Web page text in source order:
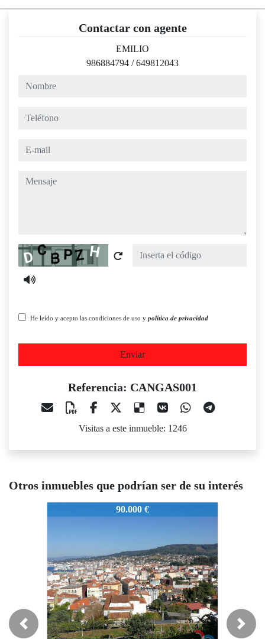
Contactar con agente
EMILIO
986884794 /649812043
nombre
teléfono
e-mail
mensaje
Captcha
He leído y acepto las condiciones de uso y política de privacidad
Enviar
Referencia: CANGAS001
Visitas a este inmueble: 1246
Otros inmuebles que podrían ser de su interés
90.000 €
CANGAS001
Previous Next